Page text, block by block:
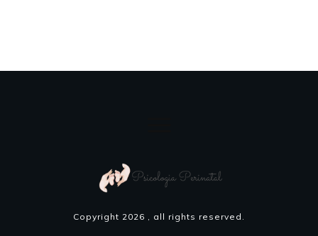
Copyright 2026 , all rights reserved.